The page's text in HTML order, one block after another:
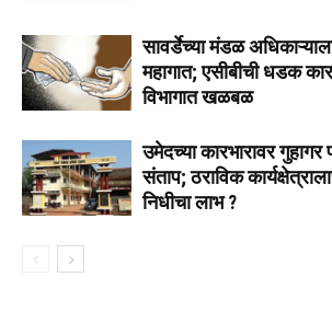
सावर्डेच्या मंडळ
महागात; एसीबीची धडक
विभागात खळबळ
उमेदच्या कारभारावर
संताप; ठराविक
निधीचा लाभ ?